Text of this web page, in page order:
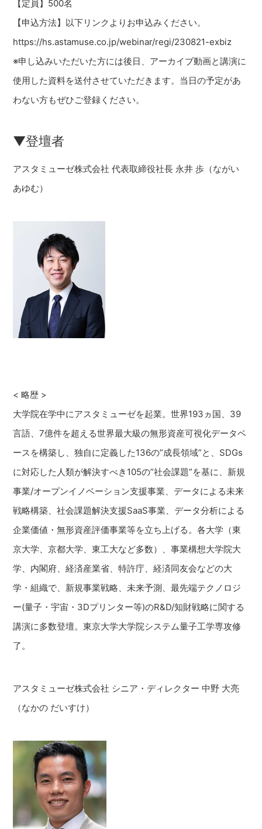
【定員】500名
【申込方法】以下リンクよりお申込みください。
https://hs.astamuse.co.jp/webinar/regi/230821-exbiz
※申し込みいただいた方には後日、アーカイブ動画と講演に
使用した資料を送付させていただきます。当日の予定があ
わない方もぜひご登録ください。
▼登壇者
アスタミューゼ株式会社 代表取締役社長 永井 歩（ながい
あゆむ）
< 略歴 >
大学院在学中にアスタミューゼを起業。世界193ヵ国、39
言語、7億件を超える世界最大級の無形資産可視化データベ
ースを構築し、独自に定義した136の”成長領域”と、SDGs
に対応した人類が解決すべき105の”社会課題”を基に、新規
事業/オープンイノベーション支援事業、データによる未来
戦略構築、社会課題解決支援SaaS事業、データ分析による
企業価値・無形資産評価事業等を立ち上げる。各大学（東
京大学、京都大学、東工大など多数）、事業構想大学院大
学、内閣府、経済産業省、特許庁、経済同友会などの大
学・組織で、新規事業戦略、未来予測、最先端テクノロジ
ー(量子・宇宙・3Dプリンター等)のR&D/知財戦略に関する
講演に多数登壇。東京大学大学院システム量子工学専攻修
了。
アスタミューゼ株式会社 シニア・ディレクター 中野 大亮
（なかの だいすけ）